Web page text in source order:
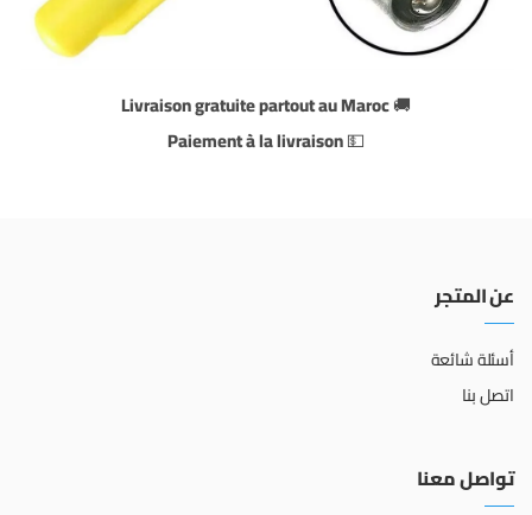
🚚
Livraison gratuite partout au Maroc
💵
Paiement à la livraison
عن المتجر
أسئلة شائعة
اتصل بنا
تواصل معنا